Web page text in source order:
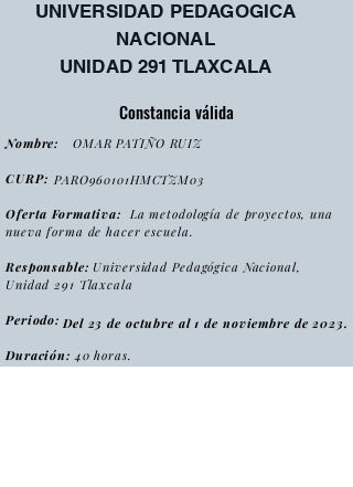
UNIVERSIDAD PEDAGOGICA
NACIONAL
UNIDAD 291 TLAXCALA
Constancia válida
Nombre:
CURP:
Oferta Formativa: La metodología de proyectos, una
nueva forma de hacer escuela.
Responsable: Universidad Pedagógica Nacional,
Unidad 291 Tlaxcala
Periodo:
Duración: 40 horas.
OMAR PATIÑO RUIZ
PARO960101HMCTZM03
Del 23 de octubre al 1 de noviembre de 2023.